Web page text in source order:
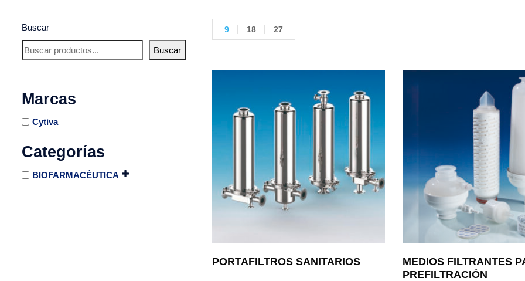
Buscar
Buscar
Marcas
Cytiva
Categorías
BIOFARMACÉUTICA
9 18 27
PORTAFILTROS SANITARIOS
MEDIOS FILTRANTES
PREFILTRACIÓN